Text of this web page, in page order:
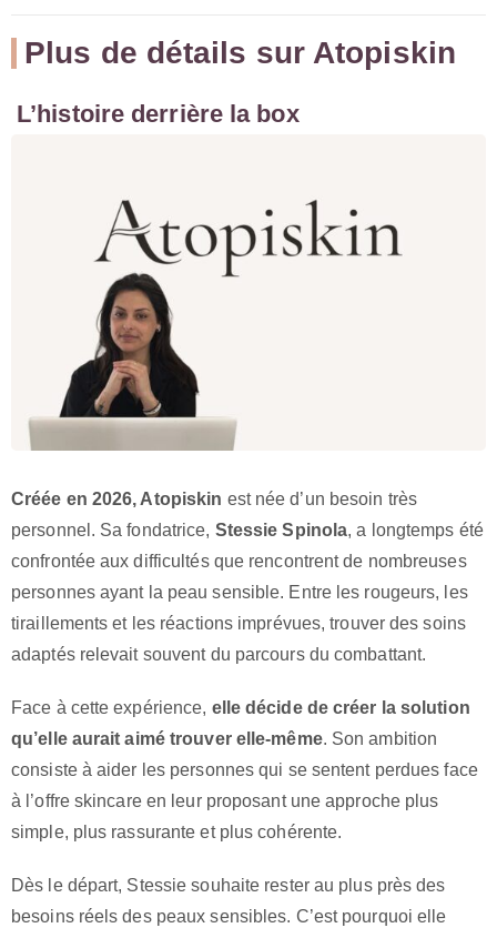
Plus de détails sur Atopiskin
L’histoire derrière la box
Créée en 2026, Atopiskin est née d’un besoin très
personnel. Sa fondatrice, Stessie Spinola, a longtemps été
confrontée aux difficultés que rencontrent de nombreuses
personnes ayant la peau sensible. Entre les rougeurs, les
tiraillements et les réactions imprévues, trouver des soins
adaptés relevait souvent du parcours du combattant.
Face à cette expérience, elle décide de créer la solution
qu’elle aurait aimé trouver elle-même. Son ambition
consiste à aider les personnes qui se sentent perdues face
à l’offre skincare en leur proposant une approche plus
simple, plus rassurante et plus cohérente.
Dès le départ, Stessie souhaite rester au plus près des
besoins réels des peaux sensibles. C’est pourquoi elle